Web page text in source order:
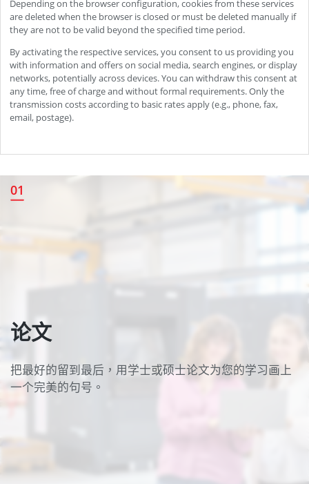
论文
论文
把最好的留到最后，用学士或硕士论文为您的学习画上
一个完美的句号。
01